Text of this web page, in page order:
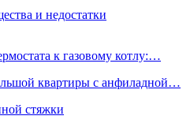
и недостатки
к газовому котлу:…
квартиры с анфиладной…
стяжки